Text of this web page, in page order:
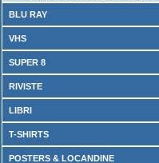
BLU RAY
VHS
SUPER 8
RIVISTE
LIBRI
T-SHIRTS
POSTERS & LOCANDINE